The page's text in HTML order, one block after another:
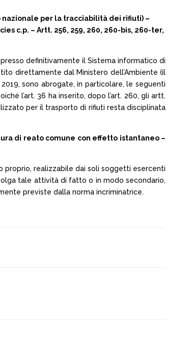
nazionale per la tracciabilità dei rifiuti) –
c.p. – Artt. 256, 259, 260, 260-bis, 260-ter,
definitivamente il Sistema informatico di
direttamente dal Ministero dell’Ambiente (il
sono abrogate, in particolare, le seguenti
l’art. 36 ha inserito, dopo l’art. 260, gli artt.
per il trasporto di rifiuti resta disciplinata
di reato comune con effetto istantaneo –
proprio, realizzabile dai soli soggetti esercenti
tale attività di fatto o in modo secondario,
previste dalla norma incriminatrice.